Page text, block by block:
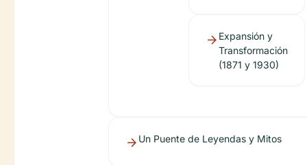
Expansión y
Transformación
(1871 y 1930)
Un Puente de Leyendas y Mitos